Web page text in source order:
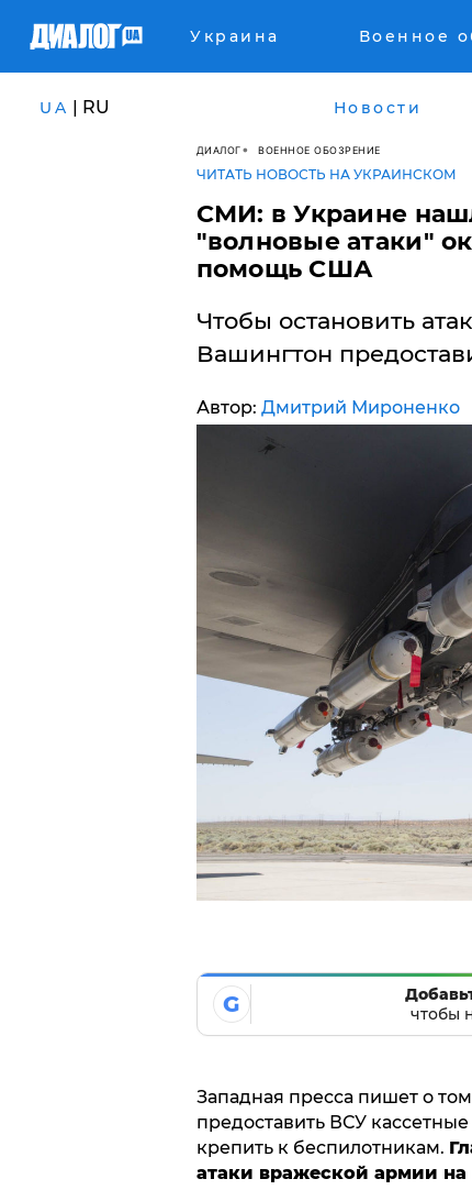
Украина Военное
UA | RU Новости
ДИАЛОГ ВОЕННОЕ ОБОЗРЕНИЕ
ЧИТАТЬ НОВОСТЬ НА УКРАИНСКОМ
​СМИ: в Украине
"волновые атаки"
помощь США
Чтобы остановить
Вашингтон
Автор: Дмитрий Мироненко
G
чтобы
Западная пресса пишет о
предоставить ВСУ
крепить к беспилотникам.
атаки вражеской армии